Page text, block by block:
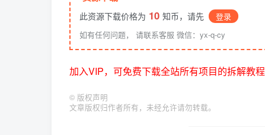
此资源下载价格为 10 知币，请先
登录
如有任何问题， 请联系客服 微信：yx-q-cy
加入VIP，可免费下载全站所有项目的拆解教程
© 版权声明
文章版权归作者所有，未经允许请勿转载。